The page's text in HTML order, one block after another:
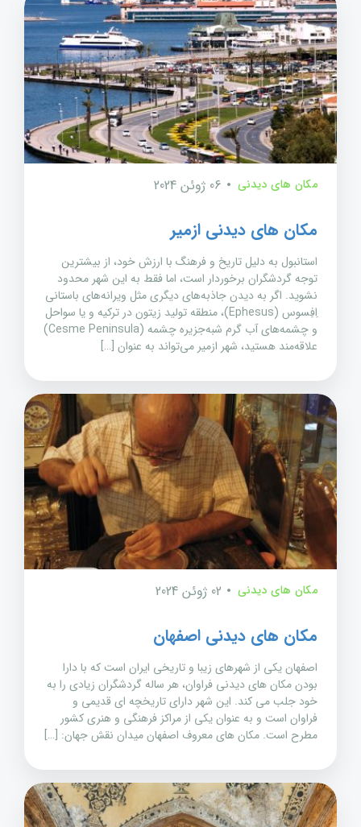
مکان های دیدنی 06 ژوئن 2024
مکان های دیدنی ازمیر
استانبول به دلیل تاریخ و فرهنگ با ارزش خود، از بیشترین
توجه گردشگران برخوردار است، اما فقط به این شهر محدود
نشوید. اگر به دیدن جاذبه‌های دیگری مثل ویرانه‌های باستانی
اِفِسوس (Ephesus)، منطقه تولید زیتون در ترکیه و یا سواحل
و چشمه‌های آب گرم شبه‌جزیره چشمه (Cesme Peninsula)
علاقه‌مند هستید، شهر ازمیر می‌تواند به عنوان […]
مکان های دیدنی 02 ژوئن 2024
مکان های دیدنی اصفهان
اصفهان یکی از شهرهای زیبا و تاریخی ایران است که با دارا
بودن مکان های دیدنی فراوان، هر ساله گردشگران زیادی را به
خود جلب می کند. این شهر دارای تاریخچه ای قدیمی و
فراوان است و به عنوان یکی از مراکز فرهنگی و هنری کشور
مطرح است. مکان های معروف اصفهان میدان نقش جهان: […]